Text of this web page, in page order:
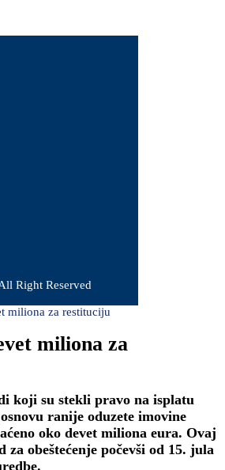
Right Reserved
miliona za restituciju
miliona za
koji su stekli pravo na isplatu
ranije oduzete imovine
oko devet miliona eura. Ovaj
za obeštećenje počevši od 15. jula